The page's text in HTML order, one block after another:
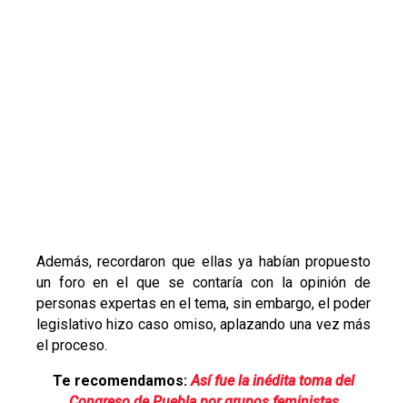
Además, recordaron que ellas ya habían propuesto
un foro en el que se contaría con la opinión de
personas expertas en el tema, sin embargo, el poder
legislativo hizo caso omiso, aplazando una vez más
el proceso.
Te recomendamos:Así fue la inédita toma del